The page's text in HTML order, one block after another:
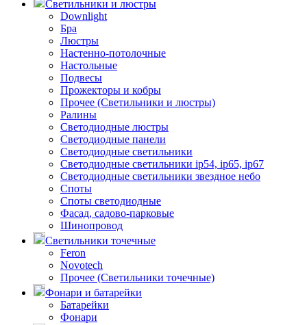
Светильники и люстры
Downlight
Бра
Люстры
Настенно-потолочные
Настольные
Подвесы
Прожекторы и кобры
Прочее (Светильники и люстры)
Ралины
Светодиодные люстры
Светодиодные панели
Светодиодные светильники
Светодиодные светильники ip54, ip65, ip67
Светодиодные светильники звездное небо
Споты
Споты светодиодные
Фасад, садово-парковые
Шинопровод
Светильники точечные
Feron
Novotech
Прочее (Светильники точечные)
Фонари и батарейки
Батарейки
Фонари